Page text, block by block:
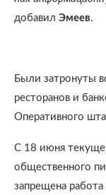
добавил Эмеев.
Были затронуты
ресторанов и
Оперативного
С 18 июня
общественного
запрещена